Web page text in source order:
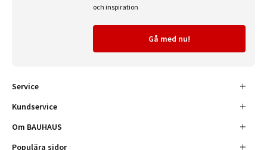
och inspiration
Gå med nu!
Service
Kundservice
Om BAUHAUS
Populära sidor